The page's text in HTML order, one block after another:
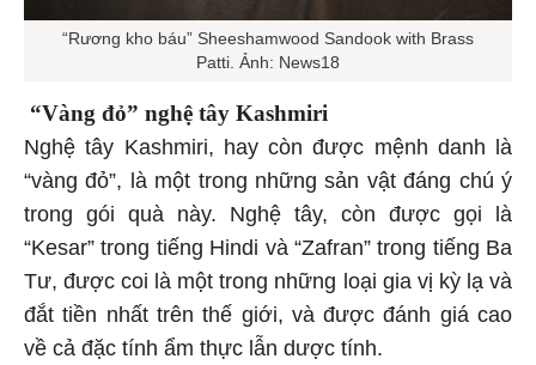
“Rương kho báu” Sheeshamwood Sandook with Brass
Patti. Ảnh: News18
“Vàng đỏ” nghệ tây Kashmiri
Nghệ tây Kashmiri, hay còn được mệnh danh là
“vàng đỏ”, là một trong những sản vật đáng chú ý
trong gói quà này. Nghệ tây, còn được gọi là
“Kesar” trong tiếng Hindi và “Zafran” trong tiếng Ba
Tư, được coi là một trong những loại gia vị kỳ lạ và
đắt tiền nhất trên thế giới, và được đánh giá cao
về cả đặc tính ẩm thực lẫn dược tính.